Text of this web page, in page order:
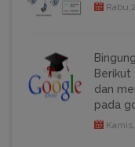
Berikut
dan
pada